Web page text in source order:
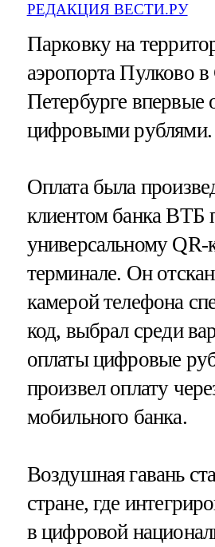
РЕДАКЦИЯ ВЕСТИ.РУ
Парковку на
аэропорта Пулково
Петербурге впервые
цифровыми рублями.
Оплата была
клиентом банка ВТБ
универсальному QR-
терминале. Он
камерой телефона
код, выбрал среди
оплаты цифровые
произвел оплату
мобильного банка.
Воздушная гавань
стране, где
в цифровой